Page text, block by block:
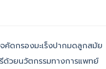
จคัดกรองมะเร็งปากมดลูกสมัย
ด้วยนวัตกรรมทางการแพทย์